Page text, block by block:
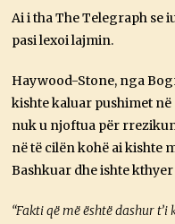
Ai i tha The Telegraph se
pasi lexoi lajmin.
Haywood-Stone, nga
kishte kaluar pushimet në
nuk u njoftua për
në të cilën kohë ai kishte
Bashkuar dhe ishte
“Fakti që më është dashur